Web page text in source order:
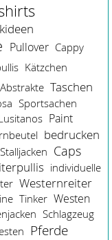
Pullover Cappy
Kätzchen
Abstrakte Taschen
Sportsachen
Paint
bedrucken
Stalljacken Caps
individuelle
Westernreiter
Tinker Westen
Schlagzeug
Pferde